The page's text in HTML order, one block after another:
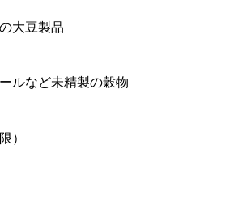
大豆製品
ルなど未精製の穀物
）